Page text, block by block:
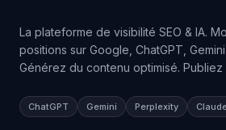
La plateforme de visibilité SEO & IA.
positions sur Google, ChatGPT,
Générez du contenu optimisé. Publiez
ChatGPT Gemini Perplexity